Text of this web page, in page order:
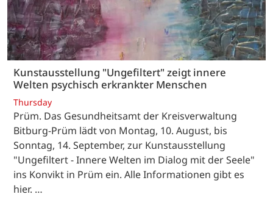
Kunstausstellung "Ungefiltert" zeigt innere
Welten psychisch erkrankter Menschen
Thursday
Prüm. Das Gesundheitsamt der Kreisverwaltung
Bitburg-Prüm lädt von Montag, 10. August, bis
Sonntag, 14. September, zur Kunstausstellung
"Ungefiltert - Innere Welten im Dialog mit der Seele"
ins Konvikt in Prüm ein. Alle Informationen gibt es
hier. …